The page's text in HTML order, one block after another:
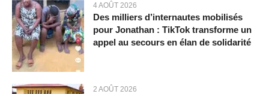
4 AOÛT 2026
Des milliers d’internautes mobilisés
pour Jonathan : TikTok transforme un
appel au secours en élan de solidarité
2 AOÛT 2026